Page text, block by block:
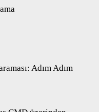
Adım Adım